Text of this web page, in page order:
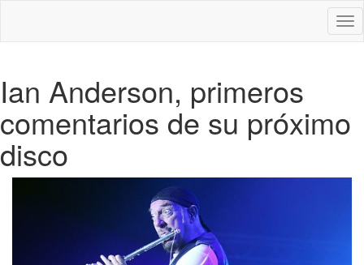
Ian Anderson, primeros
comentarios de su próximo
disco